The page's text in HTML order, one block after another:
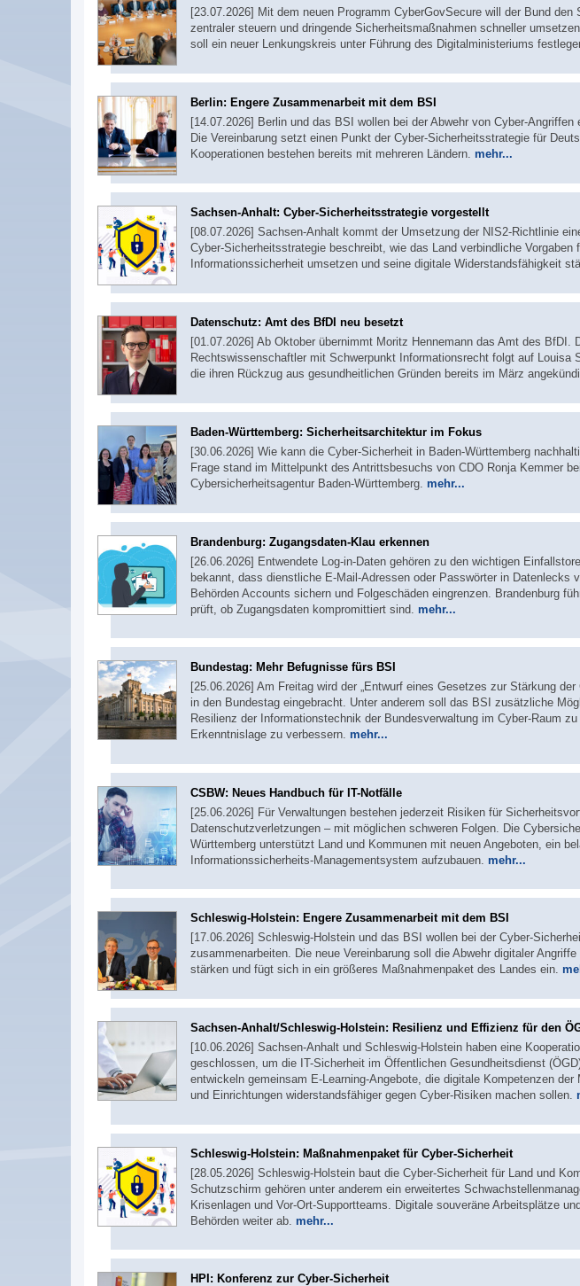
[23.07.2026] Mit dem neuen Programm CyberGovSecure will der Bund den
zentraler steuern und dringende Sicherheitsmaßnahmen schneller
soll ein neuer Lenkungskreis unter Führung des Digitalministeriums
Berlin: Engere Zusammenarbeit mit dem BSI
[14.07.2026] Berlin und das BSI wollen bei der Abwehr von Cyber-Angriffen
Die Vereinbarung setzt einen Punkt der Cyber-Sicherheitsstrategie für
Kooperationen bestehen bereits mit mehreren Ländern. mehr...
Sachsen-Anhalt: Cyber-Sicherheitsstrategie vorgestellt
[08.07.2026] Sachsen-Anhalt kommt der Umsetzung der NIS2-Richtlinie
Cyber-Sicherheitsstrategie beschreibt, wie das Land verbindliche Vorgaben
Informationssicherheit umsetzen und seine digitale Widerstandsfähigkeit
Datenschutz: Amt des BfDI neu besetzt
[01.07.2026] Ab Oktober übernimmt Moritz Hennemann das Amt des BfDI.
Rechtswissenschaftler mit Schwerpunkt Informationsrecht folgt auf Louisa
die ihren Rückzug aus gesundheitlichen Gründen bereits im März
Baden-Württemberg: Sicherheitsarchitektur im Fokus
[30.06.2026] Wie kann die Cyber-Sicherheit in Baden-Württemberg
Frage stand im Mittelpunkt des Antrittsbesuchs von CDO Ronja Kemmer
Cybersicherheitsagentur Baden-Württemberg. mehr...
Brandenburg: Zugangsdaten-Klau erkennen
[26.06.2026] Entwendete Log-in-Daten gehören zu den wichtigen
bekannt, dass dienstliche E-Mail-Adressen oder Passwörter in Datenlecks
Behörden Accounts sichern und Folgeschäden eingrenzen. Brandenburg
prüft, ob Zugangsdaten kompromittiert sind. mehr...
Bundestag: Mehr Befugnisse fürs BSI
[25.06.2026] Am Freitag wird der „Entwurf eines Gesetzes zur Stärkung der
in den Bundestag eingebracht. Unter anderem soll das BSI zusätzliche
Resilienz der Informationstechnik der Bundesverwaltung im Cyber-Raum
Erkenntnislage zu verbessern. mehr...
CSBW: Neues Handbuch für IT-Notfälle
[25.06.2026] Für Verwaltungen bestehen jederzeit Risiken für
Datenschutzverletzungen – mit möglichen schweren Folgen. Die
Württemberg unterstützt Land und Kommunen mit neuen Angeboten, ein
Informationssicherheits-Managementsystem aufzubauen. mehr...
Schleswig-Holstein: Engere Zusammenarbeit mit dem BSI
[17.06.2026] Schleswig-Holstein und das BSI wollen bei der Cyber-
zusammenarbeiten. Die neue Vereinbarung soll die Abwehr digitaler
stärken und fügt sich in ein größeres Maßnahmenpaket des Landes ein.
Sachsen-Anhalt/Schleswig-Holstein: Resilienz und Effizienz für den
[10.06.2026] Sachsen-Anhalt und Schleswig-Holstein haben eine
geschlossen, um die IT-Sicherheit im Öffentlichen Gesundheitsdienst
entwickeln gemeinsam E-Learning-Angebote, die digitale Kompetenzen der
und Einrichtungen widerstandsfähiger gegen Cyber-Risiken machen sollen.
Schleswig-Holstein: Maßnahmenpaket für Cyber-Sicherheit
[28.05.2026] Schleswig-Holstein baut die Cyber-Sicherheit für Land und
Schutzschirm gehören unter anderem ein erweitertes
Krisenlagen und Vor-Ort-Supportteams. Digitale souveräne Arbeitsplätze
Behörden weiter ab. mehr...
HPI: Konferenz zur Cyber-Sicherheit